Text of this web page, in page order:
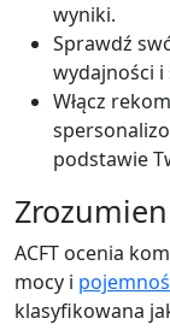
wyniki.
Sprawdź
wydajności i
Włącz
podstawie
ACFT ocenia
mocy i
klasyfikowana